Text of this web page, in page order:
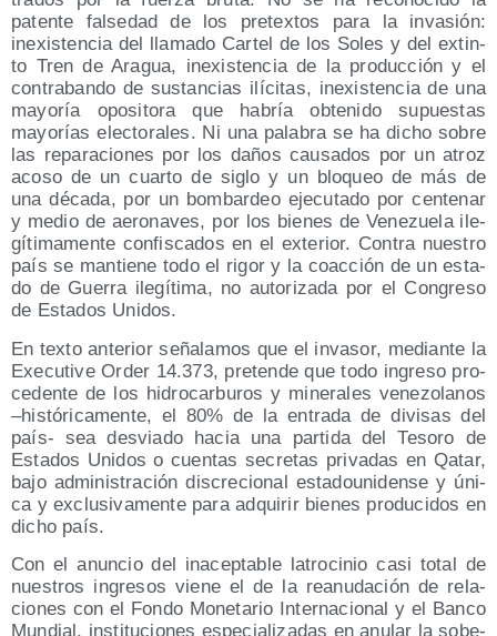
paten­te fal­se­dad de los pre­tex­tos para la inva­sión:
inexis­ten­cia del lla­ma­do Car­tel de los Soles y del extin­
to Tren de Ara­gua, inexis­ten­cia de la pro­duc­ción y el
con­tra­ban­do de sus­tan­cias ilí­ci­tas, inexis­ten­cia de una
mayo­ría opo­si­to­ra que habría obte­ni­do supues­tas
mayo­rías elec­to­ra­les. Ni una pala­bra se ha dicho sobre
las repa­ra­cio­nes por los daños cau­sa­dos por un atroz
aco­so de un cuar­to de siglo y un blo­queo de más de
una déca­da, por un bom­bar­deo eje­cu­ta­do por cen­te­nar
y medio de aero­na­ves, por los bie­nes de Vene­zue­la ile­
gí­ti­ma­men­te con­fis­ca­dos en el exte­rior. Con­tra nues­tro
país se man­tie­ne todo el rigor y la coac­ción de un esta­
do de Gue­rra ile­gí­ti­ma, no auto­ri­za­da por el Con­gre­so
de Esta­dos Unidos.
En tex­to ante­rior seña­la­mos que el inva­sor, median­te la
Execu­ti­ve Order 14.373, pre­ten­de que todo ingre­so pro­
ce­den­te de los hidro­car­bu­ros y mine­ra­les vene­zo­la­nos
–his­tó­ri­ca­men­te, el 80% de la entra­da de divi­sas del
país- sea des­via­do hacia una par­ti­da del Teso­ro de
Esta­dos Uni­dos o cuen­tas secre­tas pri­va­das en Qatar,
bajo admi­nis­tra­ción dis­cre­cio­nal esta­dou­ni­den­se y úni­
ca y exclu­si­va­men­te para adqui­rir bie­nes pro­du­ci­dos en
dicho país.
Con el anun­cio del inacep­ta­ble latro­ci­nio casi total de
nues­tros ingre­sos vie­ne el de la reanu­da­ción de rela­
cio­nes con el Fon­do Mone­ta­rio Inter­na­cio­nal y el Ban­co
Mun­dial, ins­ti­tu­cio­nes espe­cia­li­za­das en anu­lar la sobe­